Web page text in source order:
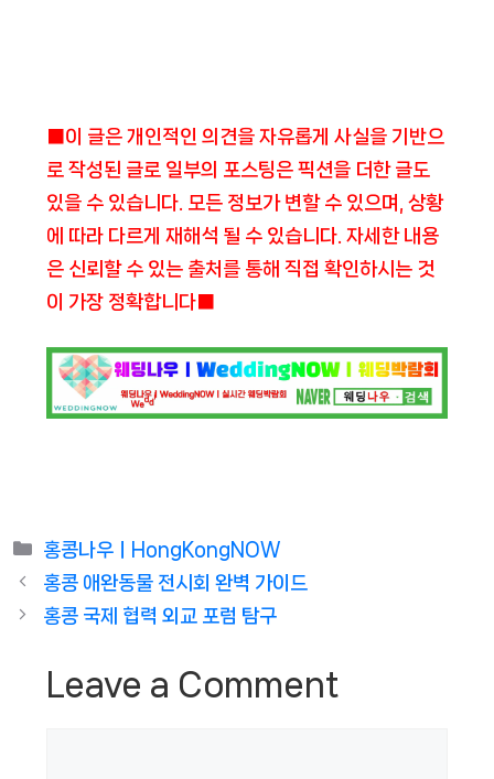
■이 글은 개인적인 의견을 자유롭게 사실을 기반으
로 작성된 글로 일부의 포스팅은 픽션을 더한 글도
있을 수 있습니다. 모든 정보가 변할 수 있으며, 상황
에 따라 다르게 재해석 될 수 있습니다. 자세한 내용
은 신뢰할 수 있는 출처를 통해 직접 확인하시는 것
이 가장 정확합니다■
Categories
홍콩나우ㅣHongKongNOW
홍콩 애완동물 전시회 완벽 가이드
홍콩 국제 협력 외교 포럼 탐구
Leave a Comment